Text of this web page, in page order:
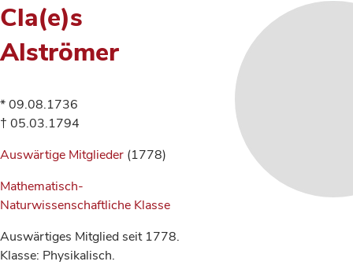
Cla(e)s
Alströmer
* 09.08.1736
† 05.03.1794
Auswärtige Mitglieder (1778)
Mathematisch-
Naturwissenschaftliche Klasse
Auswärtiges Mitglied seit 1778.
Klasse: Physikalisch.